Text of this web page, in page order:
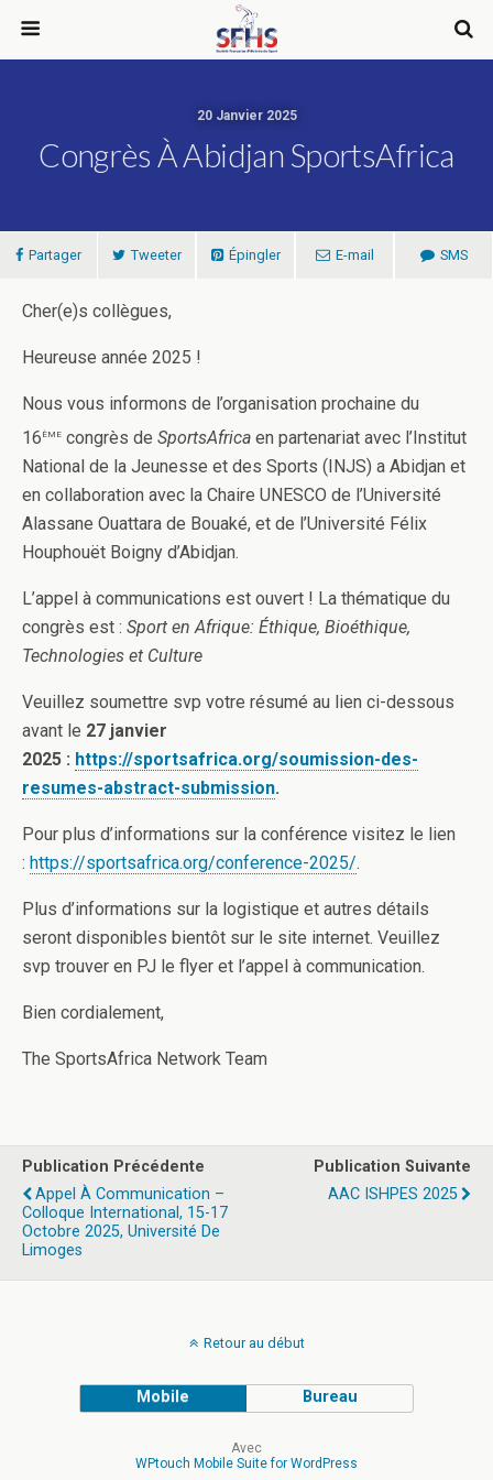
20 Janvier 2025
Congrès À Abidjan SportsAfrica
Partager Tweeter Épingler E-mail SMS
Cher(e)s collègues,
Heureuse année 2025 !
Nous vous informons de l’organisation prochaine du
16ème congrès de SportsAfrica en partenariat avec l’Institut
National de la Jeunesse et des Sports (INJS) a Abidjan et
en collaboration avec la Chaire UNESCO de l’Université
Alassane Ouattara de Bouaké, et de l’Université Félix
Houphouët Boigny d’Abidjan.
L’appel à communications est ouvert ! La thématique du
congrès est : Sport en Afrique: Éthique, Bioéthique,
Technologies et Culture
Veuillez soumettre svp votre résumé au lien ci-dessous
avant le 27 janvier
2025 : https://sportsafrica.org/soumission-des-
resumes-abstract-submission.
Pour plus d’informations sur la conférence visitez le lien
: https://sportsafrica.org/conference-2025/.
Plus d’informations sur la logistique et autres détails
seront disponibles bientôt sur le site internet. Veuillez
svp trouver en PJ le flyer et l’appel à communication.
Bien cordialement,
The SportsAfrica Network Team
Publication Précédente
Appel À Communication –
Colloque International, 15-17
Octobre 2025, Université De
Limoges
Publication Suivante
AAC ISHPES 2025
Retour au début
Mobile Bureau
Avec
WPtouch Mobile Suite for WordPress